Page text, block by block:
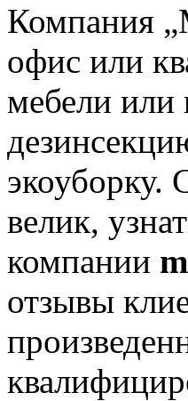
Компания
офис или
мебели или
экоуборку.
велик,
компании
отзывы